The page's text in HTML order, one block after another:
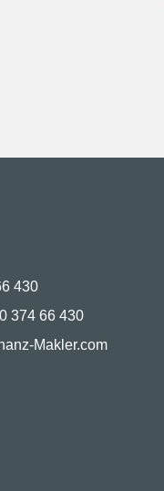
430
374 66 430
Makler.com